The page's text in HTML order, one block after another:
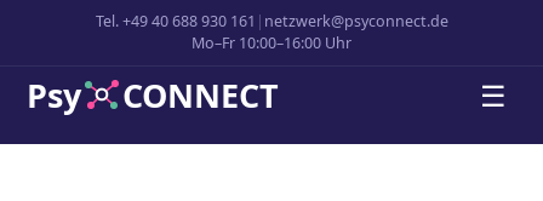
Tel. +49 40 688 930 161 | netzwerk@psyconnect.de
Mo–Fr 10:00–16:00 Uhr
Psy CONNECT ☰